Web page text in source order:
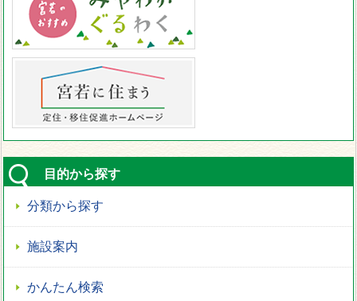
目的から探す
分類から探す
施設案内
かんたん検索